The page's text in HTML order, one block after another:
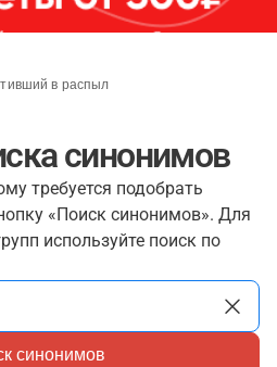
в распыл
синонимов
требуется подобрать
«Поиск синонимов». Для
используйте поиск по
синонимов